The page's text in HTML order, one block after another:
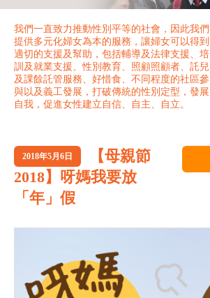
我們一直致力推動性別平等的社會，因此我們
提供多元化婦女為本的服務，讓婦女可以得到
適切的支援及幫助，包括輔導及法律支援、培
訓及就業支援、性別教育、照顧照顧者、託兒
及課餘託管服務、好惜食、不同程度的社區參
與以及義工發展，打破傳統的性別定型，發展
自我，促進女性建立自信、自主、自立。
2018年5月6日
【母親節
2018】呀媽我要放
「年」假